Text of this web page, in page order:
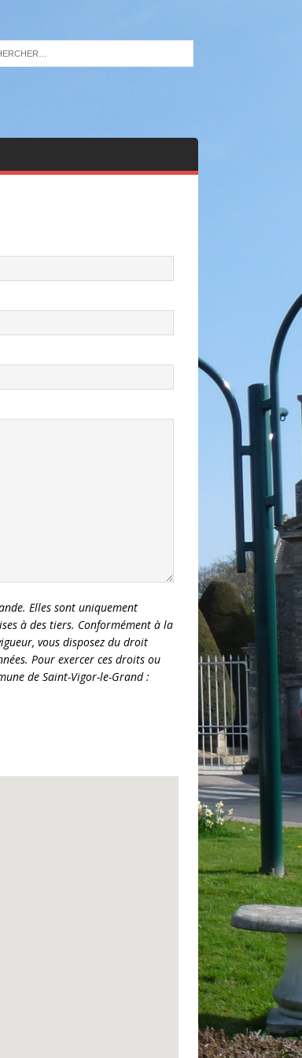
Elles sont uniquement
à des tiers. Conformément à la
vous disposez du droit
Pour exercer ces droits ou
de Saint-Vigor-le-Grand :